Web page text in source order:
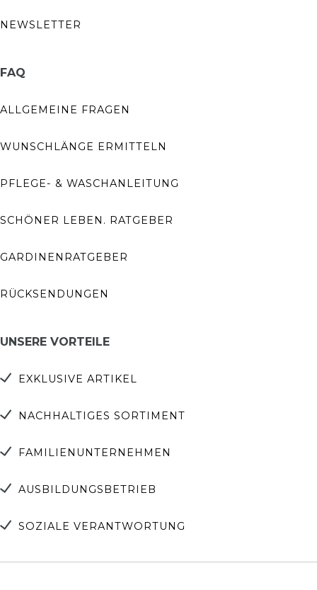
NEWSLETTER
FAQ
ALLGEMEINE FRAGEN
WUNSCHLÄNGE ERMITTELN
PFLEGE- & WASCHANLEITUNG
SCHÖNER LEBEN. RATGEBER
GARDINENRATGEBER
RÜCKSENDUNGEN
UNSERE VORTEILE
EXKLUSIVE ARTIKEL
NACHHALTIGES SORTIMENT
FAMILIENUNTERNEHMEN
AUSBILDUNGSBETRIEB
SOZIALE VERANTWORTUNG